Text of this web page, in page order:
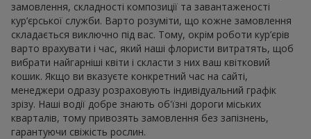
замовлення, складності композиції та завантаженості
кур’єрської служби. Варто розуміти, що кожне замовлення
складається виключно під вас. Тому, окрім роботи кур’єрів
варто врахувати і час, який наші флористи витратять, щоб
вибрати найгарніші квіти і скласти з них ваш квітковий
кошик. Якщо ви вказуєте конкретний час на сайті,
менеджери одразу розраховують індивідуальний графік
зрізу. Наші водії добре знають об'їзні дороги міських
кварталів, тому привозять замовлення без запізнень,
гарантуючи свіжість рослин.